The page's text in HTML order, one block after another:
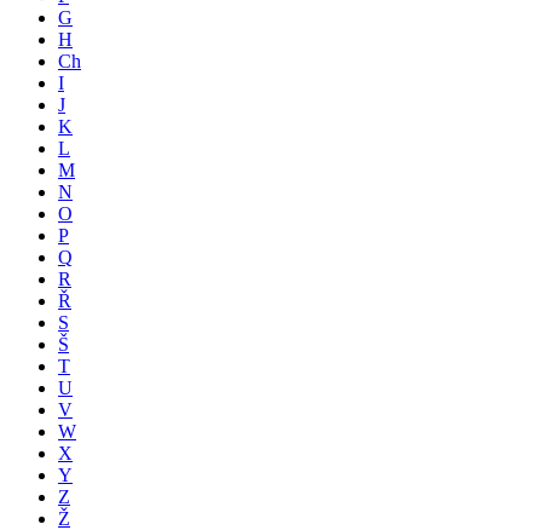
G
H
Ch
I
J
K
L
M
N
O
P
Q
R
Ř
S
Š
T
U
V
W
X
Y
Z
Ž